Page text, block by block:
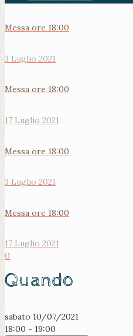
Messa ore 18:00
3 Luglio 2021
Messa ore 18:00
17 Luglio 2021
Messa ore 18:00
3 Luglio 2021
Messa ore 18:00
17 Luglio 2021
0
Quando
sabato 10/07/2021
18:00 - 19:00